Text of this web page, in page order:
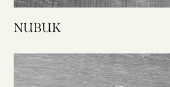
NUBUK